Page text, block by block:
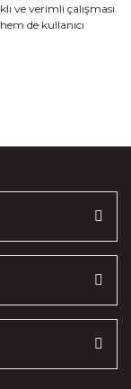
ve verimli çalışması
de kullanıcı